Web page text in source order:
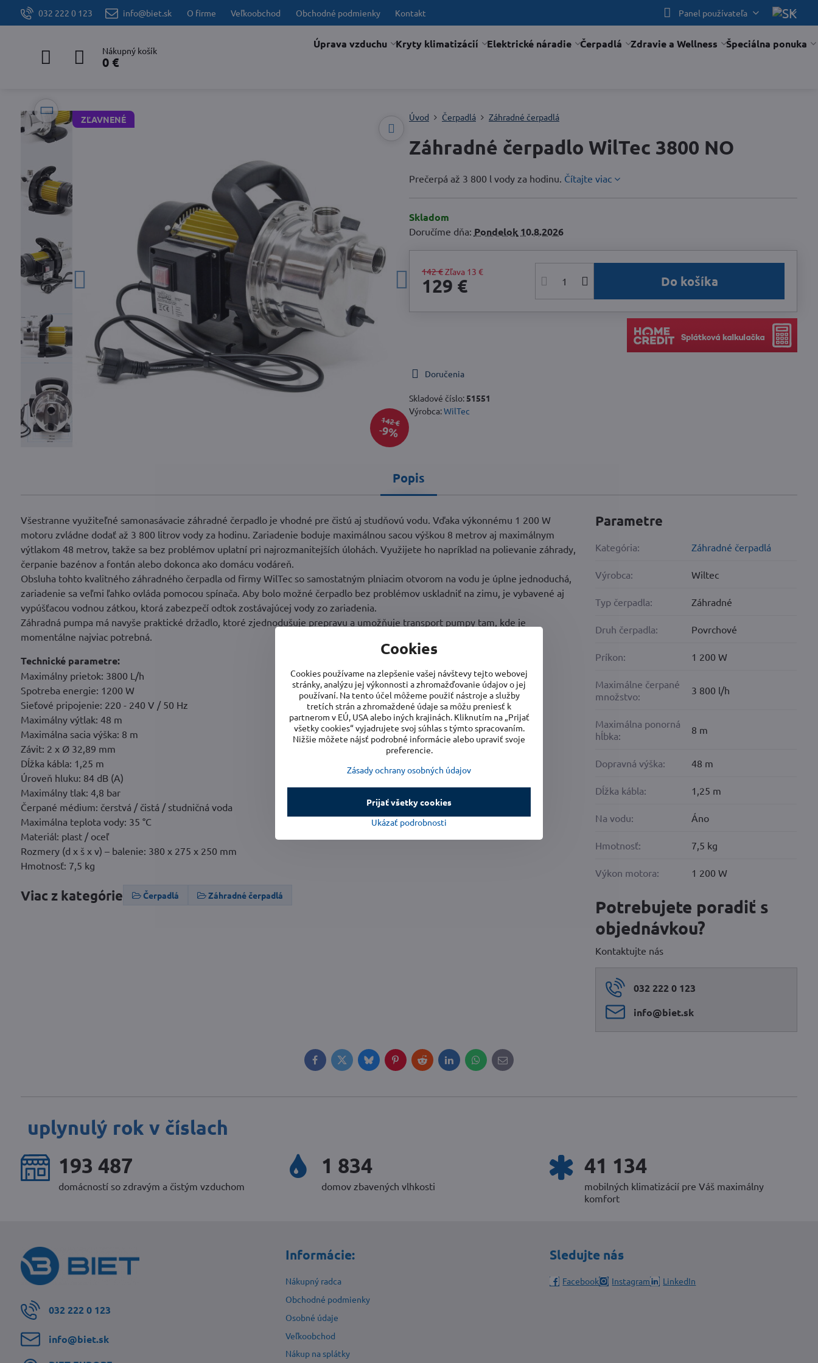
032 222 0 123 info@biet.sk O firme Veľkoobchod Obchodné podmienky Kontakt Panel používateľa
Nákupný košík
0 €
Úprava vzduchu Kryty klimatizácií Elektrické náradie Čerpadlá Zdravie a Wellness Špeciálna ponuka
ZĽAVNENÉ
142 €
9%
Úvod Čerpadlá Záhradné čerpadlá
Záhradné čerpadlo WilTec 3800 NO
Prečerpá až 3 800 l vody za hodinu. Čítajte viac
Skladom
Doručíme dňa: Pondelok10.8.2026
142 €Zľava 13 €
129 € Do košíka
Doručenia
Skladové číslo:51551
Výrobca:WilTec
Popis
Všestranne využiteľné samonasávacie záhradné čerpadlo je vhodné pre čistú aj studňovú vodu. Vďaka výkonnému 1 200 W
motoru zvládne dodať až 3 800 litrov vody za hodinu. Zariadenie boduje maximálnou sacou výškou 8 metrov aj maximálnym
výtlakom 48 metrov, takže sa bez problémov uplatní pri najrozmanitejších úlohách. Využijete ho napríklad na polievanie záhrady,
čerpanie bazénov a fontán alebo dokonca ako domácu vodáreň.
Obsluha tohto kvalitného záhradného čerpadla od firmy WilTec so samostatným plniacim otvorom na vodu je úplne jednoduchá,
zariadenie sa veľmi ľahko ovláda pomocou spínača. Aby bolo možné čerpadlo bez problémov uskladniť na zimu, je vybavené aj
vypúšťacou vodnou zátkou, ktorá zabezpečí odtok zostávajúcej vody zo zariadenia.
Záhradná pumpa má navyše praktické držadlo, ktoré zjednodušuje prepravu a umožňuje transport pumpy tam, kde je
momentálne najviac potrebná.
Technické parametre:
Maximálny prietok: 3800 L/h
Spotreba energie: 1200 W
Sieťové pripojenie: 220 - 240 V / 50 Hz
Maximálny výtlak: 48 m
Maximálna sacia výška: 8 m
Závit: 2 x Ø 32,89 mm
Dĺžka kábla: 1,25 m
Úroveň hluku: 84 dB (A)
Maximálny tlak: 4,8 bar
Čerpané médium: čerstvá / čistá / studničná voda
Maximálna teplota vody: 35 °C
Materiál: plast / oceľ
Rozmery (d x š x v) – balenie: 380 x 275 x 250 mm
Hmotnosť: 7,5 kg
Viac z kategórie Čerpadlá Záhradné čerpadlá
Parametre
Kategória: Záhradné čerpadlá
Výrobca: Wiltec
Typ čerpadla: Záhradné
Druh čerpadla: Povrchové
Príkon: 1 200 W
Maximálne čerpané
množstvo:
3 800 l/h
Maximálna ponorná
hĺbka:
8 m
Dopravná výška: 48 m
Dĺžka kábla: 1,25 m
Na vodu: Áno
Hmotnosť: 7,5 kg
Výkon motora: 1 200 W
Potrebujete poradiť s
objednávkou?
Kontaktujte nás
032 222 0 123
info​@biet​.sk
FacebookTwitterBlueskyPinterestRedditLinkedInWhatsApp
E-
mail
uplynulý rok v číslach
243 705
domácností so zdravým a čistým vzduchom
2 310
domov zbavených vlhkosti
51 810
mobilných klimatizácií pre Váš maximálny
komfort
032 222 0 123
info​@biet​.sk
Informácie:
Nákupný radca
Obchodné podmienky
Osobné údaje
Veľkoobchod
Nákup na splátky
Sledujte nás
Facebook Instagram LinkedIn
Cookies
Cookies používame na zlepšenie vašej návštevy tejto webovej
stránky, analýzu jej výkonnosti a zhromažďovanie údajov o jej
používaní. Na tento účel môžeme použiť nástroje a služby
tretích strán a zhromaždené údaje sa môžu preniesť k
partnerom v EÚ, USA alebo iných krajinách. Kliknutím na „Prijať
všetky cookies“ vyjadrujete svoj súhlas s týmto spracovaním.
Nižšie môžete nájsť podrobné informácie alebo upraviť svoje
preferencie.
Zásady ochrany osobných údajov
Ukázať podrobnosti
Prijať všetky cookies